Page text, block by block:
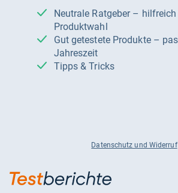
Neutrale Ratgeber – hilfreich für Ihre
Produktwahl
Gut getestete Produkte – passend zur
Jahreszeit
Tipps & Tricks
Datenschutz und Widerruf